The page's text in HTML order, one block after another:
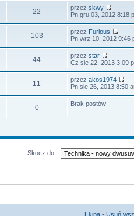
22 przezskwy
Pn gru 03, 2012 8:18
103 przez Furious
Pn wrz 10, 2012 9:46
44 przezstar
Cz sie 22, 2013 3:09
11 przezakos1974
Pn sie 26, 2013 8:50
0 Brak postów
Skocz do:
Ekipa • Usuń